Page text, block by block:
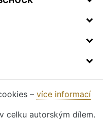
– více informací
celku autorským dílem.